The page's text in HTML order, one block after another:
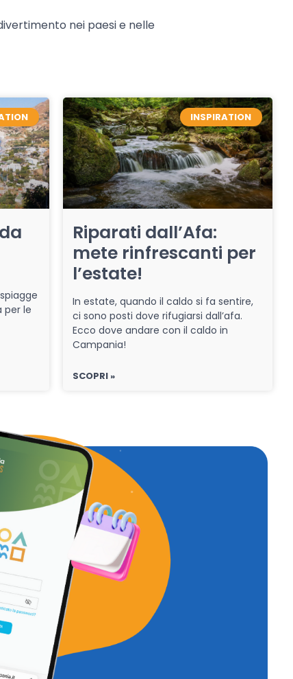
nei paesi e nelle
per le
INSPIRATION
Riparati dall’Afa:
mete rinfrescanti per
l’estate!
In estate, quando il caldo si fa sentire,
ci sono posti dove rifugiarsi dall’afa.
Ecco dove andare con il caldo in
Campania!
SCOPRI »